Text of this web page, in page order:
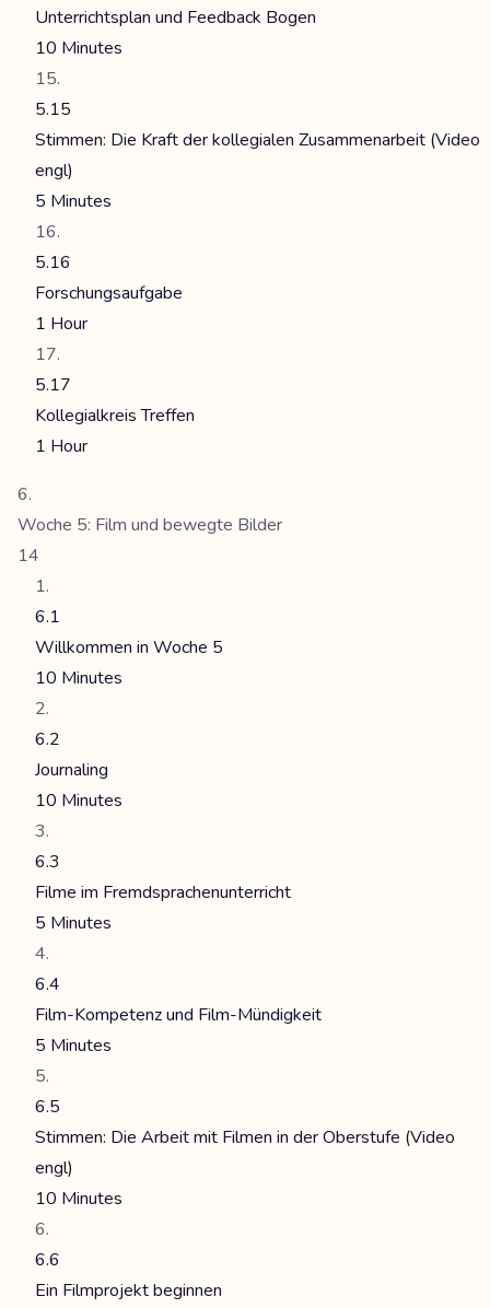
Unterrichtsplan und Feedback Bogen
10 Minutes
5.15
Stimmen: Die Kraft der kollegialen Zusammenarbeit (Video
engl)
5 Minutes
5.16
Forschungsaufgabe
1 Hour
5.17
Kollegialkreis Treffen
1 Hour
Woche 5: Film und bewegte Bilder
14
6.1
Willkommen in Woche 5
10 Minutes
6.2
Journaling
10 Minutes
6.3
Filme im Fremdsprachenunterricht
5 Minutes
6.4
Film-Kompetenz und Film-Mündigkeit
5 Minutes
6.5
Stimmen: Die Arbeit mit Filmen in der Oberstufe (Video
engl)
10 Minutes
6.6
Ein Filmprojekt beginnen